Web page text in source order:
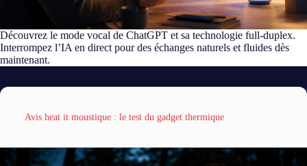
Découvrez le mode vocal de ChatGPT et sa technologie full-duplex.
Interrompez l’IA en direct pour des échanges naturels et fluides dès
maintenant.
Avis heat it moustique : le test du gadget thermique